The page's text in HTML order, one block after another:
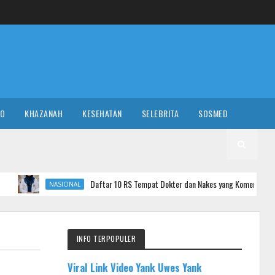
KHAZANAH KESEHATAN SELEBRITA SOSMED
NASIONAL Daftar 10 RS Tempat Dokter dan Nakes yang Komentar Sadis ke
INFO TERPOPULER
Viral Link Video Yank Uwes Yank